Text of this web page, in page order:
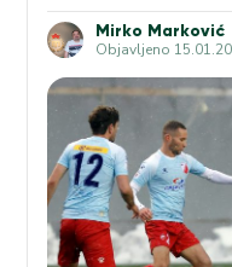
Mirko Marković
Objavljeno